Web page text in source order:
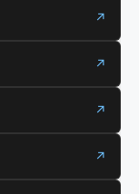
↗
↗
↗
↗